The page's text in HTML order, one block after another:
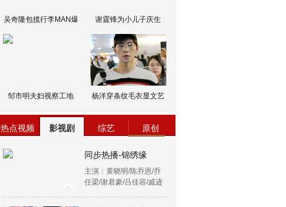
吴奇隆包揽行李MAN爆 谢霆锋为小儿子庆生
邹市明夫妇视察工地 杨洋穿条纹毛衣显文艺
热点视频 影视剧 综艺 原创
同步热播-锦绣缘
主演：黄晓明/陈乔恩/乔
任梁/谢君豪/吕佳容/戚迹